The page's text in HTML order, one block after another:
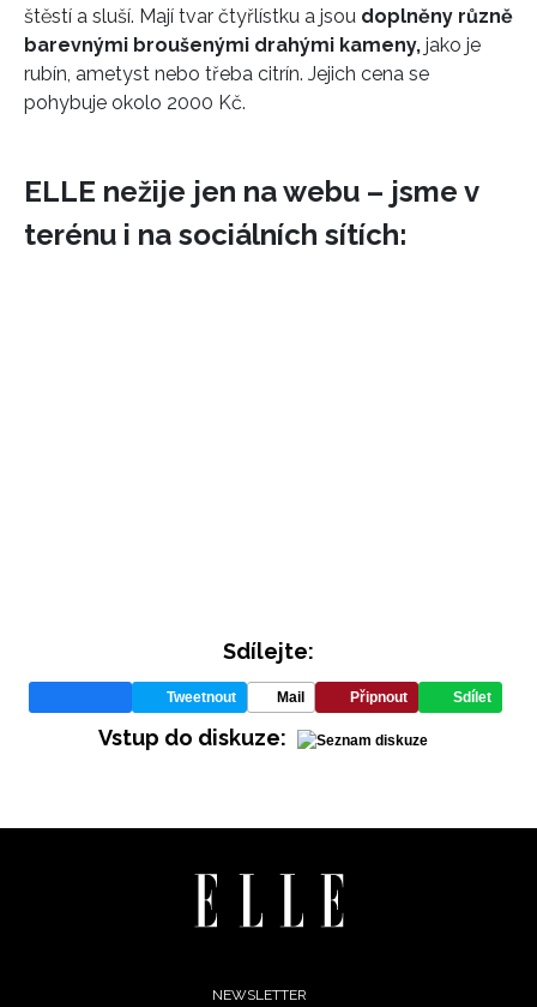
štěstí a sluší. Mají tvar čtyřlístku a jsou doplněny různě
barevnými broušenými drahými kameny, jako je
rubín, ametyst nebo třeba citrín. Jejich cena se
pohybuje okolo 2000 Kč.
ELLE nežije jen na webu – jsme v
terénu i na sociálních sítích:
Sdílejte:
Tweetnout Mail Připnout Sdílet
Vstup do diskuze:
NEWSLETTER